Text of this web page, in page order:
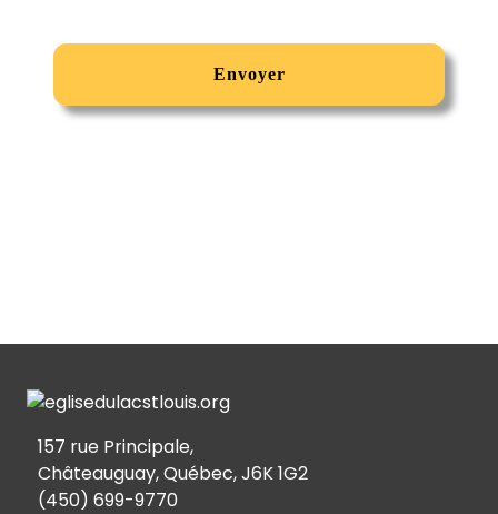
Envoyer
157 rue Principale,
Châteauguay, Québec, J6K 1G2
(450) 699-9770